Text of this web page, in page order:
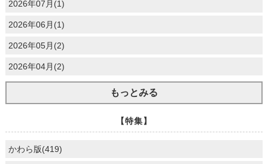
2026年07月(1)
2026年06月(1)
2026年05月(2)
2026年04月(2)
もっとみる
【特集】
かわら版(419)